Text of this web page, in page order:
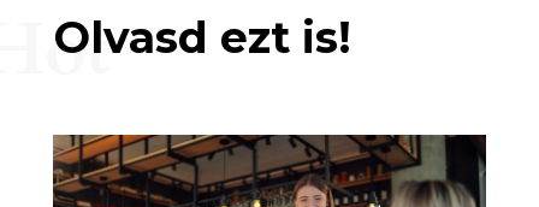
Olvasd ezt is!